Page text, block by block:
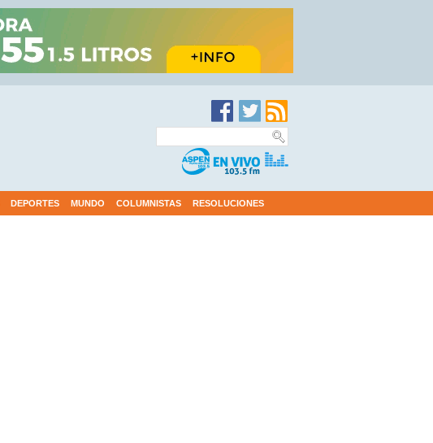
DEPORTES MUNDO COLUMNISTAS RESOLUCIONES